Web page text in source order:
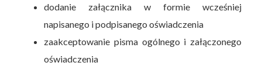
dodanie załącznika w formie wcześniej
napisanego i podpisanego oświadczenia
zaakceptowanie pisma ogólnego i załączonego
oświadczenia